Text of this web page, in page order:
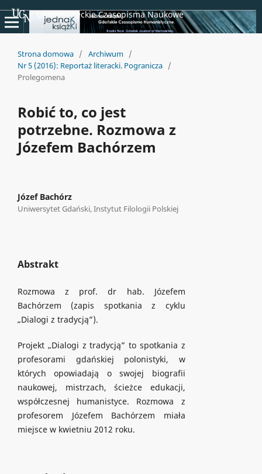
Uniwersyteckie Czasopisma Naukowe
Strona domowa / Archiwum /
Nr 5 (2016): Reportaż literacki. Pogranicza /
Prolegomena
Robić to, co jest
potrzebne. Rozmowa z
Józefem Bachórzem
Józef Bachórz
Uniwersytet Gdański, Instytut Filologii Polskiej
Abstrakt
Rozmowa z prof. dr hab. Józefem
Bachórzem (zapis spotkania z cyklu
„Dialogi z tradycją”).
Projekt „Dialogi z tradycją” to spotkania z
profesorami gdańskiej polonistyki, w
których opowiadają o swojej biografii
naukowej, mistrzach, ścieżce edukacji,
współczesnej humanistyce. Rozmowa z
profesorem Józefem Bachórzem miała
miejsce w kwietniu 2012 roku.